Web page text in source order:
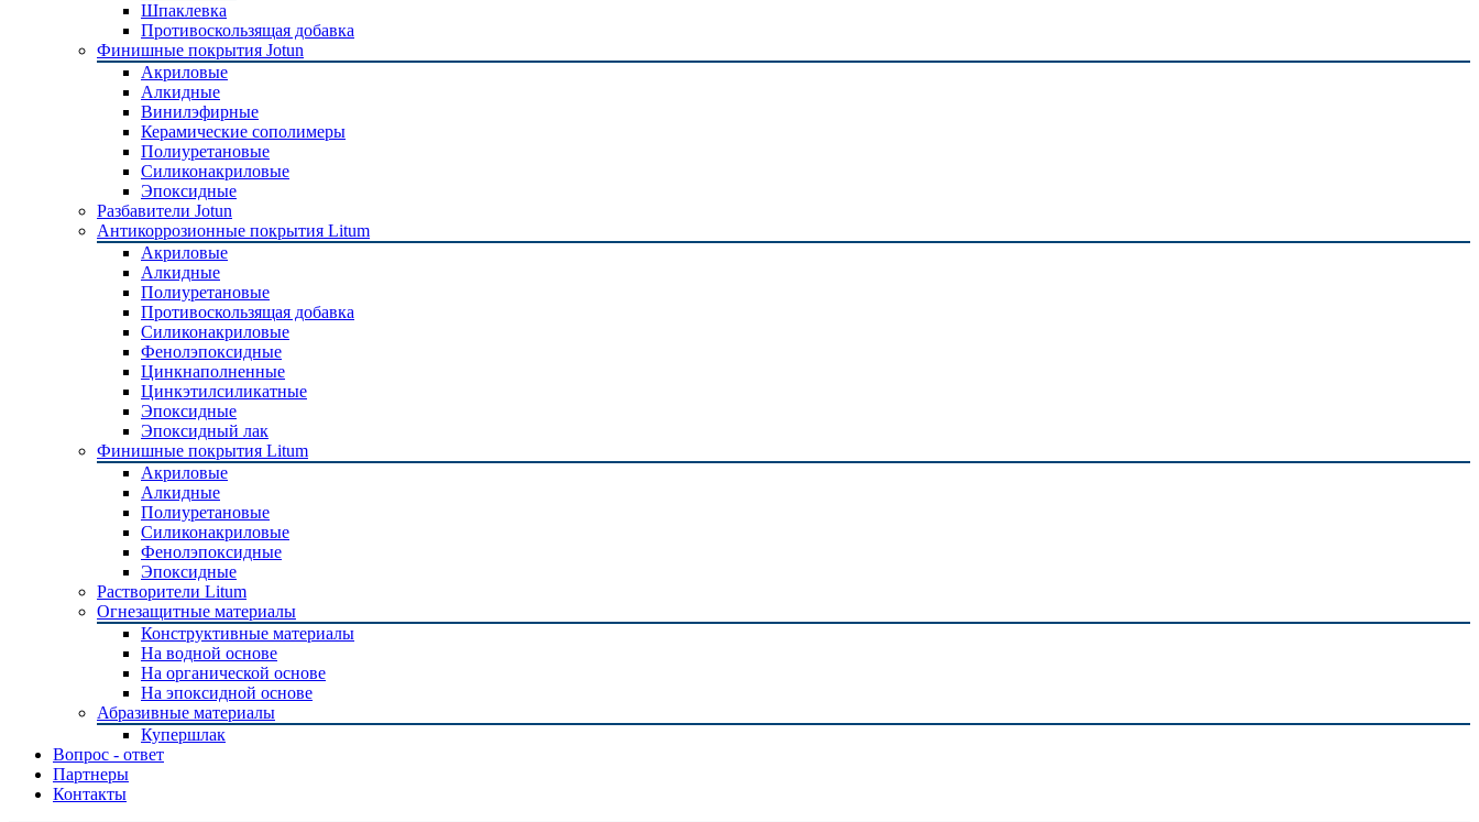
Шпаклевка
Противоскользящая добавка
Финишные покрытия Jotun
Акриловые
Алкидные
Винилэфирные
Керамические сополимеры
Полиуретановые
Силиконакриловые
Эпоксидные
Разбавители Jotun
Антикоррозионные покрытия Litum
Акриловые
Алкидные
Полиуретановые
Противоскользящая добавка
Силиконакриловые
Фенолэпоксидные
Цинкнаполненные
Цинкэтилсиликатные
Эпоксидные
Эпоксидный лак
Финишные покрытия Litum
Акриловые
Алкидные
Полиуретановые
Силиконакриловые
Фенолэпоксидные
Эпоксидные
Растворители Litum
Огнезащитные материалы
Конструктивные материалы
На водной основе
На органической основе
На эпоксидной основе
Абразивные материалы
Купершлак
Вопрос - ответ
Партнеры
Контакты